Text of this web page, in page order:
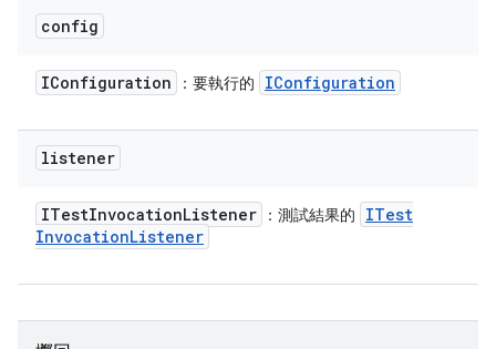
config
IConfiguration ：要執行的 IConfiguration
listener
ITestInvocationListener ：測試結果的
ITest
InvocationListener